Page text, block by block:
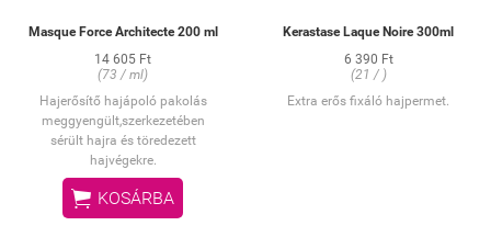
Masque Force Architecte 200 ml
14 605 Ft
(73 / ml)
Hajerősítő hajápoló pakolás
meggyengült,szerkezetében
sérült hajra és töredezett
hajvégekre.
 KOSÁRBA
Kerastase Laque Noire 300ml
6 390 Ft
(21 / )
Extra erős fixáló hajpermet.